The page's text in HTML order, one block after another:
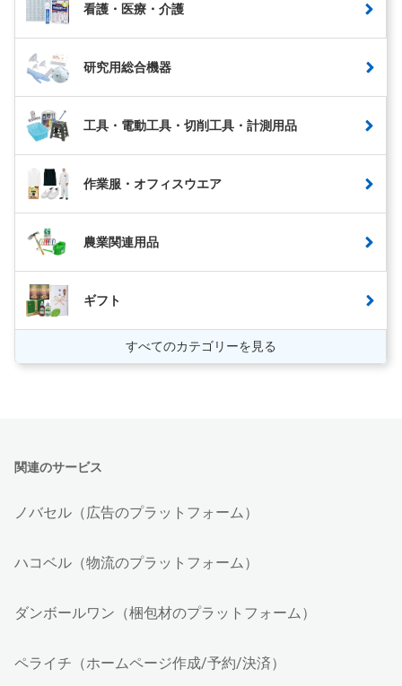
看護・医療・介護
研究用総合機器
工具・電動工具・切削工具・計測用品
作業服・オフィスウエア
農業関連用品
ギフト
すべてのカテゴリーを見る
関連のサービス
ノバセル（広告のプラットフォーム）
ハコベル（物流のプラットフォーム）
ダンボールワン（梱包材のプラットフォーム）
ペライチ（ホームページ作成/予約/決済）